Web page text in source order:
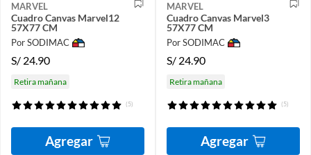
MARVEL
Cuadro Canvas Marvel12
57X77 CM
Por SODIMAC
S/ 24.90
Retira mañana
(5)
Agregar
MARVEL
Cuadro Canvas Marvel3
57X77 CM
Por SODIMAC
S/ 24.90
Retira mañana
(5)
Agregar